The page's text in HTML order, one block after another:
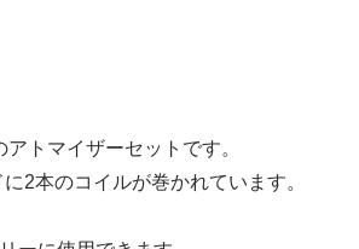
トマイザーセットです。
2本のコイルが巻かれています。